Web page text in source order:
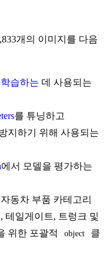
개의 이미지를 다음
학습하는 데 사용되는
를 튜닝하고
지하기 위해 사용되는
에서 모델을 평가하는
동차 부품 카테고리
테일게이트, 트렁크 및
위한 포괄적
object
클